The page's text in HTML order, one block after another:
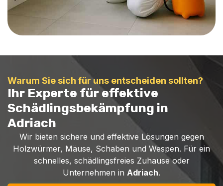
Warum Sie sich für uns entscheiden sollten?
Ihr Experte für effektive
Schädlingsbekämpfung in
Adriach
Wir bieten sichere und effektive Lösungen gegen
Holzwürmer, Mäuse, Schaben und Wespen. Für ein
schnelles, schädlingsfreies Zuhause oder
Unternehmen in Adriach.